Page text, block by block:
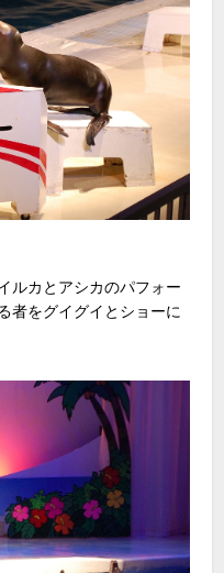
ルカとアシカのパフォー
者をグイグイとショーに